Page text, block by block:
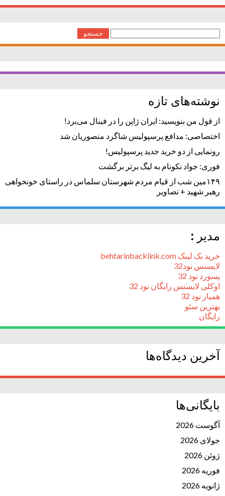
جستجو
برای:
نوشته‌های تازه
از قول من بنویسید: ایران ژاپن را در فینال می‌برد!
اختصاصی: مدافع پرسپولیس شاگرد منصوریان شد
رونمایی از دو خرید جدید پرسپولیس!
فوری: جواد نکونام به لیگ برتر برگشت
۱۴۹مین شب از قیام مردم شهرستان سلماس در راستای خونخواهی
رهبر شهید + تصاویر
مدیر :
خرید بک لینک behtarinbacklink.com
لایسنس نود32
پسورد نود 32
اوکلی لایسنس رایگان نود 32
همیار نود 32
بهترین سئو
رایگان
آخرین دیدگاه‌ها
بایگانی‌ها
آگوست 2026
جولای 2026
ژوئن 2026
فوریه 2026
ژانویه 2026